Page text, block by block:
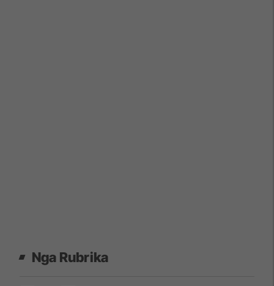
Nga Rubrika